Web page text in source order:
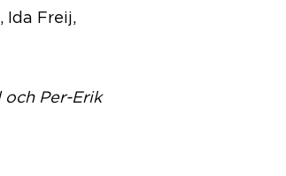
Ida Freij,
och Per-Erik